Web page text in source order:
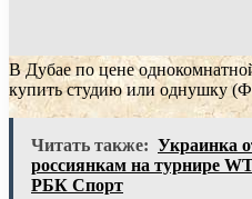
В Дубае по цене
купить студию или однушку
Читать также: Украинка
россиянкам на турнире
РБК Спорт